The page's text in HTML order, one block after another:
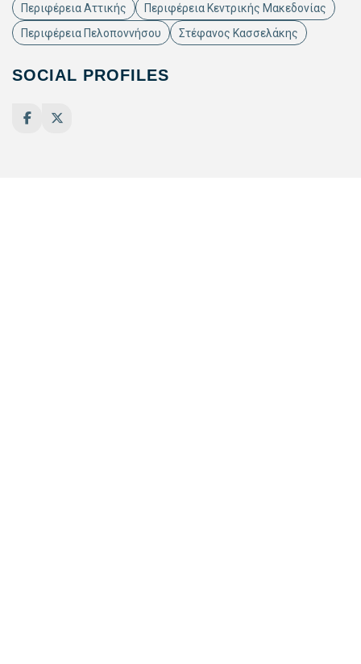
Περιφέρεια Αττικής
Περιφέρεια Κεντρικής Μακεδονίας
Περιφέρεια Πελοποννήσου
Στέφανος Κασσελάκης
SOCIAL PROFILES